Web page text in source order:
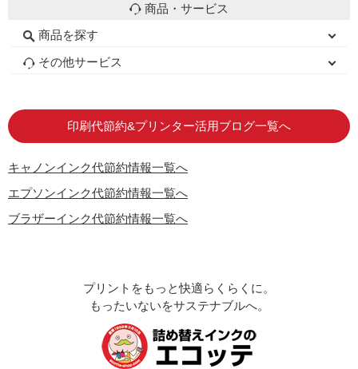
商品・サービス
商品を探す
初心者用セット
キャノンインク
エプソンインク
ブラザーインク
詰め替えインク
互換インクボトル
互換インクカートリッジ
再生インクカートリッジ
トナーカートリッジ
その他サービス
印刷代節約&プリンター活用ブログ一覧へ
キャノンインク代節約情報一覧へ
エプソンインク代節約情報一覧へ
ブラザーインク代節約情報一覧へ
プリントをもっと快適らくらくに。
もったいないをサステナブルへ。